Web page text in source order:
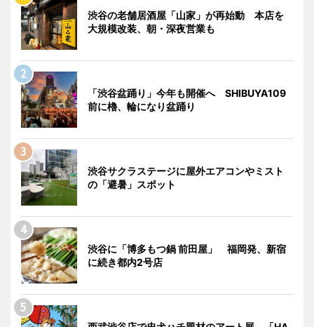
渋谷の老舗居酒屋「山家」が再始動 本店を
大規模改装、朝・深夜営業も
「渋谷盆踊り」今年も開催へ SHIBUYA109
前に櫓、輪になり盆踊り
渋谷サクラステージに屋外エアコンやミスト
の「避暑」スポット
渋谷に「博多もつ鍋 前田屋」 福岡発、新宿
に続き都内2号店